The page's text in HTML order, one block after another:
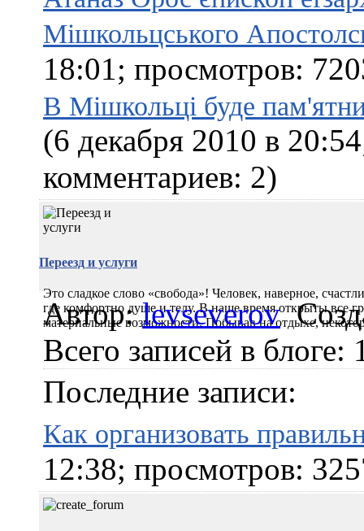
Мішкольцського
18:01; просмотров:
В Мішкольці буде
(6 декабря 2010 в
комментариев: 2)
Переезд и услуги
Это сладкое слово «свобода»! Человек, наверное,
где комфортно душе и телу. В наше время открыты все
материальные возможности. Побывав на отдыхе,
Автор:levseverov
Всего записей в блоге:
Последние записи:
Как организовать
12:38; просмотров: